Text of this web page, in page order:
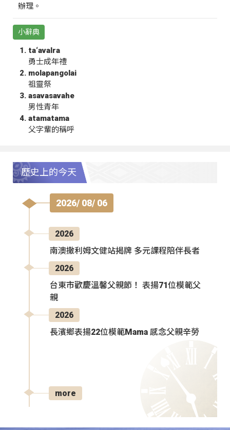
辦理。
小辭典
ta‘avalra
勇士成年禮
molapangolai
祖靈祭
asavasavahe
男性青年
atamatama
父字輩的稱呼
歷史上的今天
2026/ 08/ 06
2026
南澳撒利姆文健站揭牌 多元課程陪伴長者
2026
台東市歡慶溫馨父親節！ 表揚71位模範父
親
2026
長濱鄉表揚22位模範Mama 感念父親辛勞
more